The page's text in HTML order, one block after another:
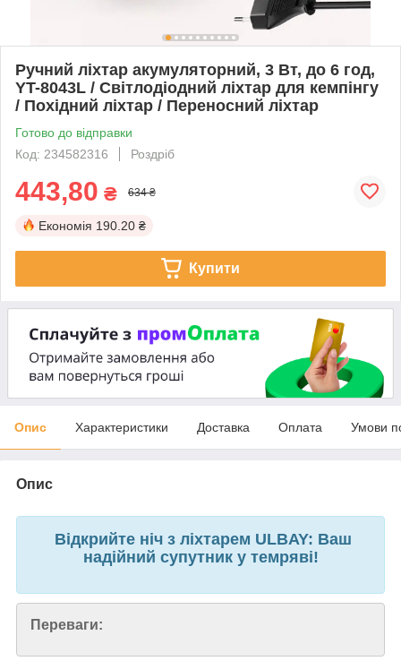
Ручний ліхтар акумуляторний, 3 Вт, до 6 год,
YT-8043L / Світлодіодний ліхтар для кемпінгу
/ Похідний ліхтар / Переносний ліхтар
Готово до відправки
Код: 234582316
Роздріб
443,80 ₴ 634 ₴
Економія 190.20 ₴
Купити
Опис Характеристики Доставка Оплата Умови
Опис
Відкрийте ніч з ліхтарем ULBAY: Ваш
надійний супутник у темряві!
Переваги: